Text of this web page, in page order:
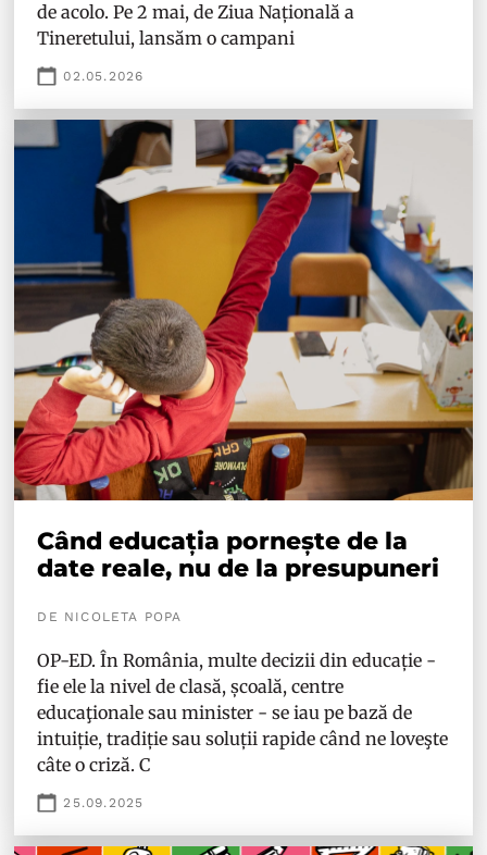
de acolo. Pe 2 mai, de Ziua Națională a
Tineretului, lansăm o campani
02.05.2026
Când educația pornește de la
date reale, nu de la presupuneri
DE NICOLETA POPA
OP-ED. În România, multe decizii din educație -
fie ele la nivel de clasă, școală, centre
educaţionale sau minister - se iau pe bază de
intuiție, tradiție sau soluții rapide când ne loveşte
câte o criză. C
25.09.2025